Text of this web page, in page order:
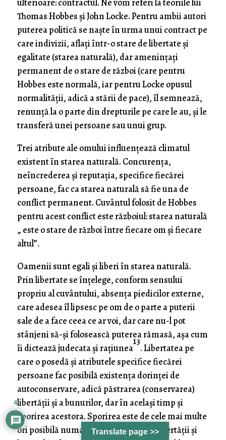
ulterioare: contractul. Ne vom referi la teoriile lui
Thomas Hobbes şi John Locke. Pentru ambii autori
puterea politică se naşte în urma unui contract pe
care indivizii, aflaţi într-o stare de libertate şi
egalitate (starea naturală), dar ameninţaţi
permanent de o stare de război (care pentru
Hobbes este normală, iar pentru Locke opusul
normalităţii, adică a stării de pace), îl semnează,
renunţă la o parte din drepturile pe care le au, şi le
transferă unei persoane sau unui grup.
Trei atribute ale omului influenţează climatul
existent în starea naturală. Concurenţa,
neîncrederea şi reputaţia, specifice fiecărei
persoane, fac ca starea naturală să fie una de
conflict permanent. Cuvântul folosit de Hobbes
pentru acest conflict este războiul: starea naturală
„ este o stare de război între fiecare om şi fiecare
altul”.
Oamenii sunt egali şi liberi în starea naturală.
Prin libertate se înţelege, conform sensului
propriu al cuvântului, absenţa piedicilor externe,
care adesea îl lipsesc pe om de o parte a puterii
sale de a face ceea ce ar voi, dar care nu-l pot
stânjeni să-şi folosească puterea rămasă, aşa cum
îi dictează judecata şi raţiunea
13
. Libertatea pe
care o posedă şi atributele specifice fiecărei
persoane fac posibilă existenţa dorinţei de
autoconservare, adică păstrarea (conservarea)
libertăţii şi a bunurilor, dar în acelaşi timp şi
sporirea acestora. Sporirea este de cele mai multe
ori posibilă numai prin împuţinarea libertăţii şi
Translate page >>
4